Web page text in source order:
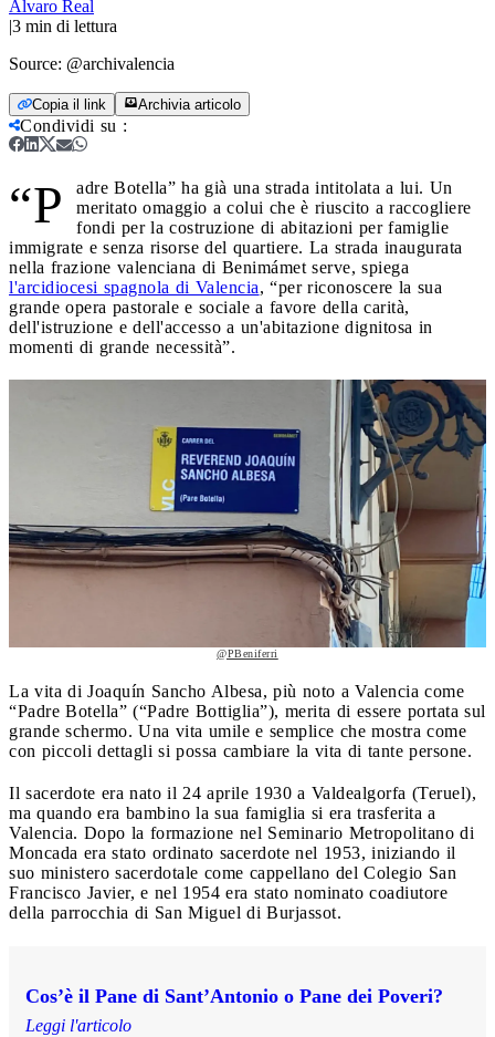
Alvaro Real
|3 min di lettura
Source: @archivalencia
Copia il link Archivia articolo
Condividi su :
“P
adre Botella” ha già una strada intitolata a lui. Un
meritato omaggio a colui che è riuscito a raccogliere
fondi per la costruzione di abitazioni per famiglie
immigrate e senza risorse del quartiere. La strada inaugurata
nella frazione valenciana di Benimámet serve, spiega
l'arcidiocesi spagnola di Valencia, “per riconoscere la sua
grande opera pastorale e sociale a favore della carità,
dell'istruzione e dell'accesso a un'abitazione dignitosa in
momenti di grande necessità”.
@PBeniferri
La vita di Joaquín Sancho Albesa, più noto a Valencia come
“Padre Botella” (“Padre Bottiglia”), merita di essere portata sul
grande schermo. Una vita umile e semplice che mostra come
con piccoli dettagli si possa cambiare la vita di tante persone.
Il sacerdote era nato il 24 aprile 1930 a Valdealgorfa (Teruel),
ma quando era bambino la sua famiglia si era trasferita a
Valencia. Dopo la formazione nel Seminario Metropolitano di
Moncada era stato ordinato sacerdote nel 1953, iniziando il
suo ministero sacerdotale come cappellano del Colegio San
Francisco Javier, e nel 1954 era stato nominato coadiutore
della parrocchia di San Miguel di Burjassot.
Cos’è il Pane di Sant’Antonio o Pane dei Poveri?
Leggi l'articolo